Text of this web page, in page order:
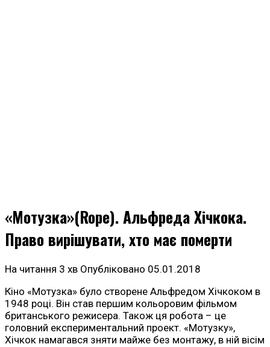
«Мотузка»(Rope). Альфреда Хічкока.
Право вирішувати, хто має померти
На читання 3 хв Опубліковано 05.01.2018
Кіно «Мотузка» було створене Альфредом Хічкоком в
1948 році. Він став першим кольоровим фільмом
британського режисера. Також ця робота – це
головний експериментальний проект. «Мотузку»,
Хічкок намагався зняти майже без монтажу, в ній вісім